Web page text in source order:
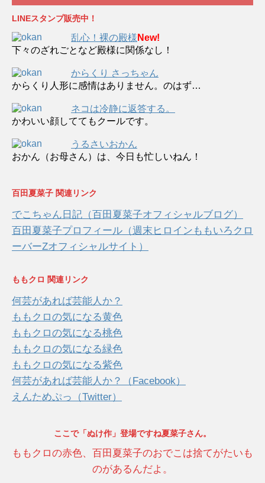
LINEスタンプ販売中！
乱心！裸の殿様 New!
下々のざれごとなど殿様に関係なし！
からくり さっちゃん
からくり人形に感情はありません。のはず…
ネコは冷静に返答する。
かわいい顔しててもクールです。
うるさいおかん
おかん（お母さん）は、今日も忙しいねん！
百田夏菜子 関連リンク
でこちゃん日記（百田夏菜子オフィシャルブログ）
百田夏菜子プロフィール（週末ヒロインももいろクロ
ーバーZオフィシャルサイト）
ももクロ 関連リンク
何芸があれば芸能人か？
ももクロの気になる黄色
ももクロの気になる桃色
ももクロの気になる緑色
ももクロの気になる紫色
何芸があれば芸能人か？（Facebook）
えんためぷっ（Twitter）
ここで「ぬけ作」登場ですね夏菜子さん。
ももクロの赤色、百田夏菜子のおでこは捨てがたいも
のがあるんだよ。